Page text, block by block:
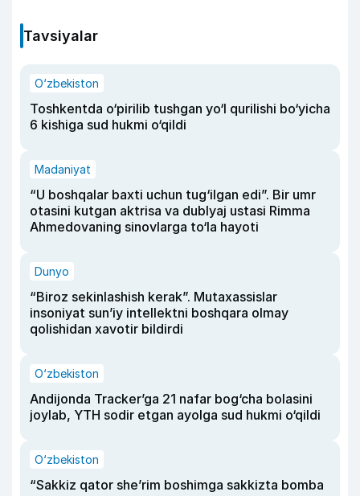
Tavsiyalar
O‘zbekiston
Toshkentda o‘pirilib tushgan yo‘l qurilishi bo‘yicha
6 kishiga sud hukmi o‘qildi
Madaniyat
“U boshqalar baxti uchun tug‘ilgan edi”. Bir umr
otasini kutgan aktrisa va dublyaj ustasi Rimma
Ahmedovaning sinovlarga to‘la hayoti
Dunyo
“Biroz sekinlashish kerak”. Mutaxassislar
insoniyat sun’iy intellektni boshqara olmay
qolishidan xavotir bildirdi
O‘zbekiston
Andijonda Tracker’ga 21 nafar bog‘cha bolasini
joylab, YTH sodir etgan ayolga sud hukmi o‘qildi
O‘zbekiston
“Sakkiz qator she’rim boshimga sakkizta bomba